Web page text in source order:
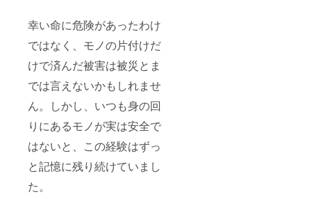
幸い命に危険があったわけ
ではなく、モノの片付けだ
けで済んだ被害は被災とま
では言えないかもしれませ
ん。しかし、いつも身の回
りにあるモノが実は安全で
はないと、この経験はずっ
と記憶に残り続けていまし
た。